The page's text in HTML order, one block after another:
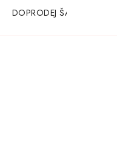
DOPRODEJ ŠATŮ